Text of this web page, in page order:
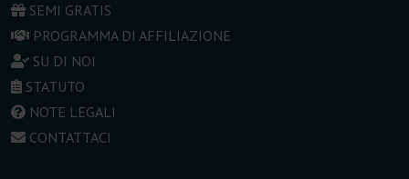
SEMI GRATIS
PROGRAMMA DI AFFILIAZIONE
SU DI NOI
STATUTO
NOTE LEGALI
CONTATTACI